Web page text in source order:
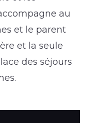
au
et le parent
et la seule
des séjours